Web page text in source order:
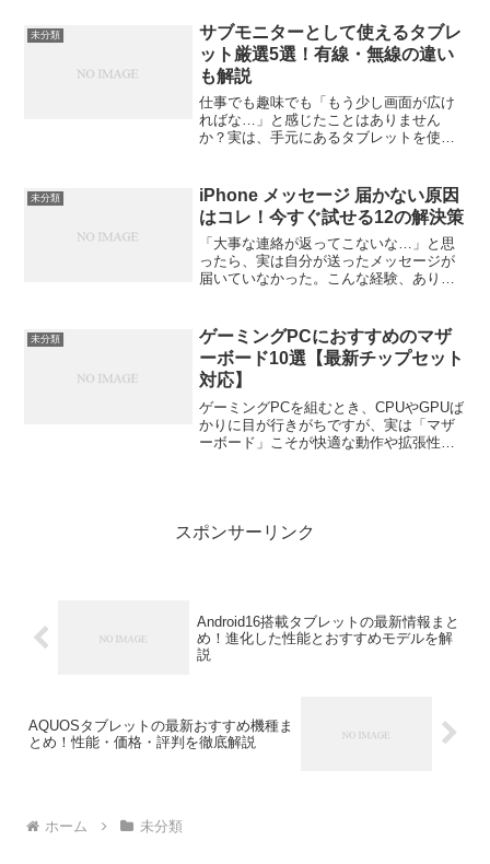
にコスパ最強の10インチタブレットおす
すめ10選を紹介...
未分類
サブモニターとして使えるタブレ
ット厳選5選！有線・無線の違い
も解説
仕事でも趣味でも「もう少し画面が広け
ればな…」と感じたことはありません
か？実は、手元にあるタブレットを使え
有線・無線の違いを踏まえつつ、サブモ
ニター化にぴったりなおす...
未分類
iPhone メッセージ 届かない原因
はコレ！今すぐ試せる12の解決策
「大事な連絡が返ってこないな…」と思
ったら、実は自分が送ったメッセージが
届いていなかった。こんな経験、ありま
ましいトラブルです。しかも、相手が
iPhoneなのか...
未分類
ゲーミングPCにおすすめのマザ
ーボード10選【最新チップセット
対応】
ゲーミングPCを組むとき、CPUやGPUば
かりに目が行きがちですが、実は「マザ
ーボード」こそが快適な動作や拡張性を
スポンサーリンク
Android16搭載タブレットの最新情報まと
め！進化した性能とおすすめモデルを解
説
AQUOSタブレットの最新おすすめ機種ま
とめ！性能・価格・評判を徹底解説
ホーム 未分類